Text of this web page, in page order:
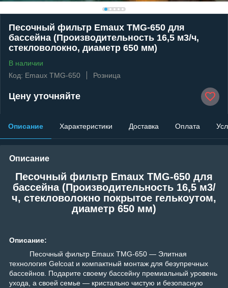
Песочный фильтр Emaux TMG-650 для
бассейна (Производительность 16,5 м3/ч,
стекловолокно, диаметр 650 мм)
В наличии
Код: Emaux TMG-650
Розница
Цену уточняйте
Описание Характеристики Доставка Оплата
Описание
Песочный фильтр Emaux TMG-650 для
бассейна (Производительность 16,5 м3/
ч, стекловолокно покрытое гелькоутом,
диаметр 650 мм)
Описание:
Песочный фильтр Emaux TMG-650 — Элитная
технология Gelcoat и компактный монтаж для безупречных
бассейнов. Подарите своему бассейну премиальный уровень
ухода, а своей семье — кристально чистую и безопасную